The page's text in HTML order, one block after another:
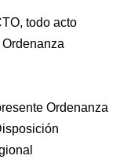
todo acto
Ordenanza